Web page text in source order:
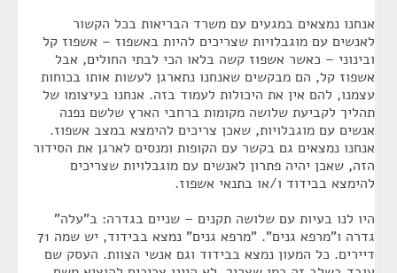
אנחנו נמצאים במגעים עם משרד הבריאות בכל הקשור
לאנשים עם מוגבלויות שצריכים להיות באשפוז – אשפוז קל
ובינוני – כאשר אשפוז קשה בלאו הכי לבתי החולים, אבל
אשפוז קל, הם מבקשים שאנחנו נתארגן לעשות אותו בכוחות
עצמנו, להם אין את היכולות לעמוד בזה. אנחנו בעיצומו של
תהליך לקביעת שלושה מקומות ברחבי הארץ שלשם נפנה
אנשים עם מוגבלויות, שאכן צריכים להימצא במצב אשפוז.
אנחנו נמצאים גם בקשר עם הקופות ומנסים לארגן את הסידור
הזה, שאכן יהיה פתרון לאנשים עם מוגבלויות שצריכים
להימצא בבידוד ו/או בתנאי אשפוז.
היו לנו בעיות עם שלושה תקנים – שניים בגדרה: ב"עלה"
גדרה ו"מרפא גנים". "מרפא גנים" נמצא בבידוד, יש שמה 71
דיירים. כל המעון נמצא בבידוד וגם אנשי הצוות. העסק שם